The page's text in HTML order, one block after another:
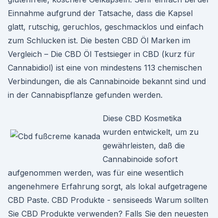
Einnahme aufgrund der Tatsache, dass die Kapsel
glatt, rutschig, geruchlos, geschmacklos und einfach
zum Schlucken ist. Die besten CBD Öl Marken im
Vergleich – Die CBD Öl Testsieger in CBD (kurz für
Cannabidiol) ist eine von mindestens 113 chemischen
Verbindungen, die als Cannabinoide bekannt sind und
in der Cannabispflanze gefunden werden.
Diese CBD Kosmetika
wurden entwickelt, um zu
gewährleisten, daß die
Cannabinoide sofort
aufgenommen werden, was für eine wesentlich
angenehmere Erfahrung sorgt, als lokal aufgetragene
CBD Paste. CBD Produkte - sensiseeds Warum sollten
Sie CBD Produkte verwenden? Falls Sie den neuesten